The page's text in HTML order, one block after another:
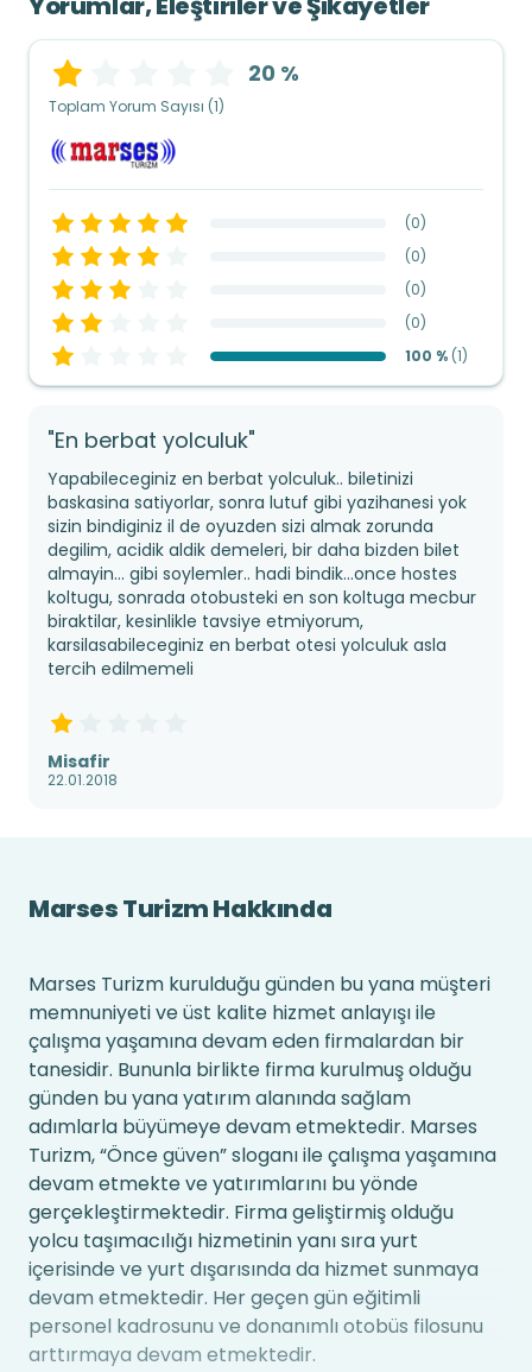
20 %
Toplam Yorum Sayısı (1)
(0)
(0)
(0)
(0)
100 % (1)
Misafir
22.01.2018
"En berbat yolculuk"
Yapabileceginiz en berbat yolculuk.. biletinizi
baskasina satiyorlar, sonra lutuf gibi yazihanesi yok
sizin bindiginiz il de oyuzden sizi almak zorunda
degilim, acidik aldik demeleri, bir daha bizden bilet
almayin... gibi soylemler.. hadi bindik...once hostes
koltugu, sonrada otobusteki en son koltuga mecbur
biraktilar, kesinlikle tavsiye etmiyorum,
karsilasabileceginiz en berbat otesi yolculuk asla
tercih edilmemeli
Marses Turizm Hakkında
Marses Turizm kurulduğu günden bu yana müşteri
memnuniyeti ve üst kalite hizmet anlayışı ile
çalışma yaşamına devam eden firmalardan bir
tanesidir. Bununla birlikte firma kurulmuş olduğu
günden bu yana yatırım alanında sağlam
adımlarla büyümeye devam etmektedir. Marses
Turizm, “Önce güven” sloganı ile çalışma yaşamına
devam etmekte ve yatırımlarını bu yönde
gerçekleştirmektedir. Firma geliştirmiş olduğu
yolcu taşımacılığı hizmetinin yanı sıra yurt
içerisinde ve yurt dışarısında da hizmet sunmaya
devam etmektedir. Her geçen gün eğitimli
personel kadrosunu ve donanımlı otobüs filosunu
arttırmaya devam etmektedir.